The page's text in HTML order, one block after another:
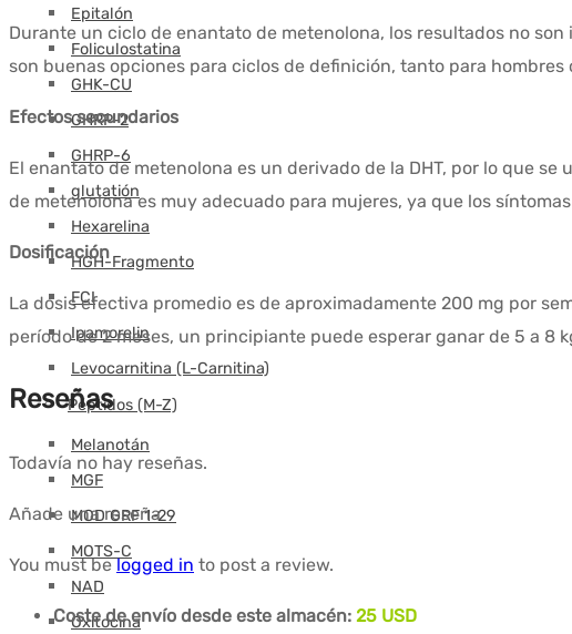
Epitalón
Foliculostatina
GHK-CU
GHRP-2
GHRP-6
glutatión
Hexarelina
HGH-Fragmento
FCI
Ipamorelin
Levocarnitina (L-Carnitina)
Péptidos (M-Z)
Melanotán
MGF
MOD GRF 1-29
MOTS-C
NAD
Oxitocina
Durante un ciclo de enantato de metenolona, los resultados no
son buenas opciones para ciclos de definición, tanto para
Efectos secundarios
El enantato de metenolona es un derivado de la DHT, por lo que
de metenolona es muy adecuado para mujeres, ya que los
Dosificación
La dosis efectiva promedio es de aproximadamente 200 mg por
período de 2 meses, un principiante puede esperar ganar de 5 a 8
Reseñas
Todavía no hay reseñas.
Añade una reseña
You must belogged in to post a review.
Coste de envío desde este almacén: 25 USD